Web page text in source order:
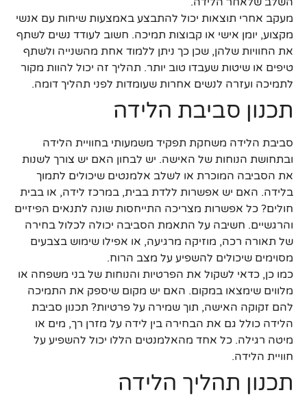
מעקב אחרי תוצאות יכול להתבצע באמצעות שיחות עם אנשי
מקצוע, יומן אישי או קבוצות תמיכה. חשוב לעודד נשים לשתף
את החוויות שלהן, שכן כך ניתן ללמוד אחת מהשנייה ולשתף
טיפים או שיטות שעבדו טוב יותר. תהליך זה יכול להוות מקור
לתמיכה ועזרה לנשים אחרות שעומדות לפני תהליך דומה.
תכנון סביבת הלידה
סביבת הלידה משחקת תפקיד משמעותי בחוויית הלידה
ובתחושת הנוחות של האישה. יש לבחון האם יש צורך לשנות
את הסביבה המוכרת או לשלב אלמנטים שיכולים לתמוך
בלידה. האם יש אפשרות ללדת בבית, במרכז לידה, או בבית
חולים? כל אפשרות מצריכה התייחסות שונה לתנאים הפיזיים
והרגשיים. חשיבה על התאמת הסביבה יכולה לכלול בחירה
של תאורה רכה, מוזיקה מרגיעה, או אפילו שימוש בצבעים
מסוימים שיכולים להשפיע על מצב הרוח.
כמו כן, כדאי לשקול את הפרטיות והנוחות של בני משפחה או
מלווים שימצאו במקום. האם יש מקום שיספק את התמיכה
להם זקוקה האישה, תוך שמירה על פרטיות? תכנון סביבת
הלידה כולל גם את הבחירה בין לידה על מזרן רך, מים או
מיטה רגילה. כל אחד מהאלמנטים הללו יכול להשפיע על
חוויית הלידה.
תכנון תהליך הלידה